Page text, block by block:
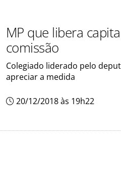
MP que libera
comissão
Colegiado liderado pelo
apreciar a medida
20/12/2018 às 19h22